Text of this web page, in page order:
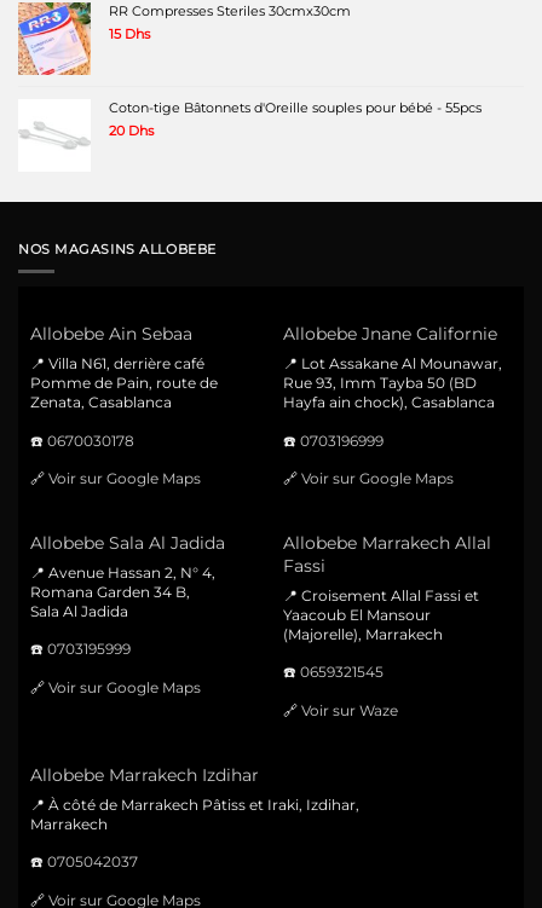
RR Compresses Steriles 30cmx30cm
15 Dhs
Coton-tige Bâtonnets d'Oreille souples pour bébé - 55pcs
20 Dhs
NOS MAGASINS ALLOBEBE
Allobebe Ain Sebaa
📍 Villa N61, derrière café
Pomme de Pain, route de
Zenata, Casablanca
☎️ 0670030178
🔗 Voir sur Google Maps
Allobebe Jnane Californie
📍 Lot Assakane Al Mounawar,
Rue 93, Imm Tayba 50 (BD
Hayfa ain chock), Casablanca
☎️ 0703196999
🔗 Voir sur Google Maps
Allobebe Sala Al Jadida
📍 Avenue Hassan 2, N° 4,
Romana Garden 34 B,
Sala Al Jadida
☎️ 0703195999
🔗 Voir sur Google Maps
Allobebe Marrakech Allal
Fassi
📍 Croisement Allal Fassi et
Yaacoub El Mansour
(Majorelle), Marrakech
☎️ 0659321545
🔗 Voir sur Waze
Allobebe Marrakech Izdihar
📍 À côté de Marrakech Pâtiss et Iraki, Izdihar,
Marrakech
☎️ 0705042037
🔗 Voir sur Google Maps